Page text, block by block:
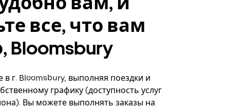
все, что вам
Bloomsbury
в г. Bloomsbury, выполняя поездки и
графику (доступность услуг
Вы можете выполнять заказы на